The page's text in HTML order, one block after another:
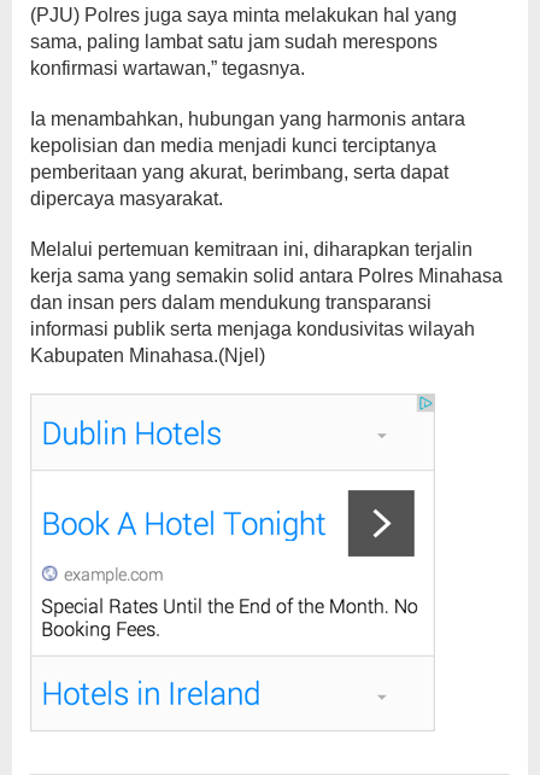
(PJU) Polres juga saya minta melakukan hal yang
sama, paling lambat satu jam sudah merespons
konfirmasi wartawan,” tegasnya.
Ia menambahkan, hubungan yang harmonis antara
kepolisian dan media menjadi kunci terciptanya
pemberitaan yang akurat, berimbang, serta dapat
dipercaya masyarakat.
Melalui pertemuan kemitraan ini, diharapkan terjalin
kerja sama yang semakin solid antara Polres Minahasa
dan insan pers dalam mendukung transparansi
informasi publik serta menjaga kondusivitas wilayah
Kabupaten Minahasa.(Njel)